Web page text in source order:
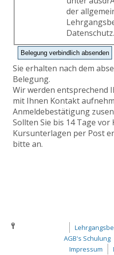
der
Datenschutz.
Sie erhalten nach dem
Belegung.
Wir werden entsprechend
mit Ihnen Kontakt
Anmeldebestätigung
Sollten Sie bis 14 Tage
Kursunterlagen per Post
bitte an.
AGB's Schulung
Impressum